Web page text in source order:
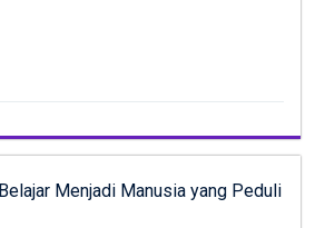
Belajar Menjadi Manusia yang Peduli